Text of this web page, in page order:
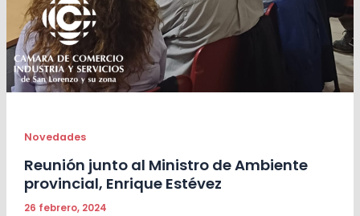
Novedades
Reunión junto al Ministro de Ambiente
provincial, Enrique Estévez
26 febrero, 2024